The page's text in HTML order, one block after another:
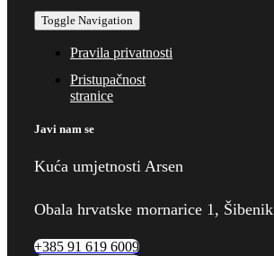
Toggle Navigation
Pravila privatnosti
Pristupačnost
stranice
Javi nam se
Kuća umjetnosti Arsen
Obala hrvatske mornarice 1, Šibenik
+385 91 619 6009